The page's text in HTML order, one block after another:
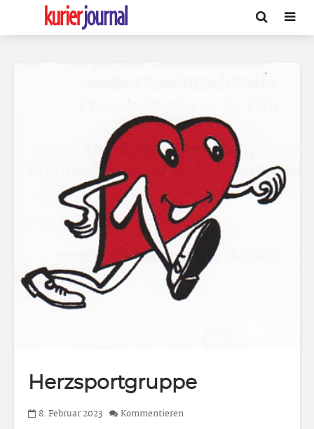
Herzsportgruppe
8. Februar 2023 Kommentieren